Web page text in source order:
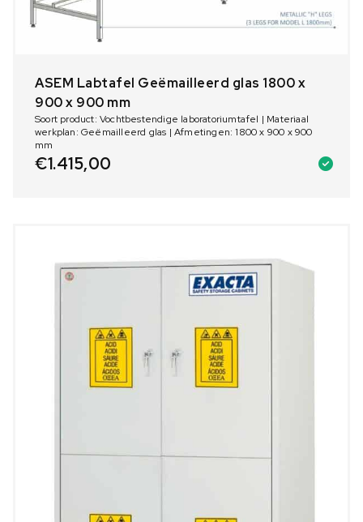
ASEM Labtafel Geëmailleerd glas 1800 x
900 x 900 mm
Soort product: Vochtbestendige laboratoriumtafel | Materiaal
werkplan: Geëmailleerd glas | Afmetingen: 1800 x 900 x 900
mm
€1.415,00